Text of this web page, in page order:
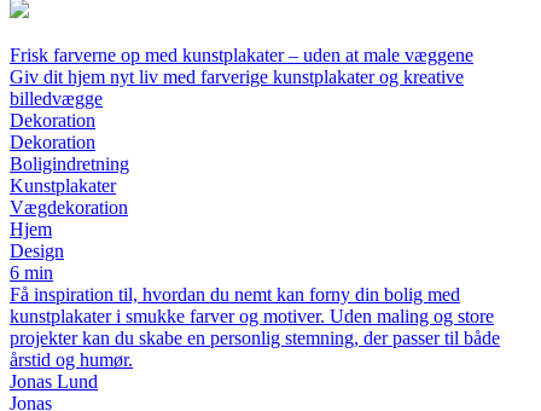
Frisk farverne op med kunstplakater – uden at male væggene
Giv dit hjem nyt liv med farverige kunstplakater og kreative
billedvægge
Dekoration
Dekoration
Boligindretning
Kunstplakater
Vægdekoration
Hjem
Design
6 min
Få inspiration til, hvordan du nemt kan forny din bolig med
kunstplakater i smukke farver og motiver. Uden maling og store
projekter kan du skabe en personlig stemning, der passer til både
årstid og humør.
Jonas Lund
Jonas